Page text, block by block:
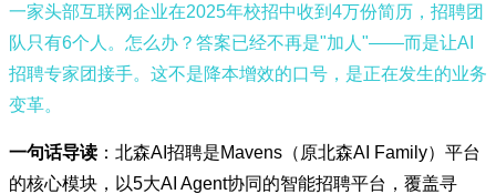
一家头部互联网企业在2025年校招中收到4万份简历，招聘团
队只有6个人。怎么办？答案已经不再是"加人"——而是让AI
招聘专家团接手。这不是降本增效的口号，是正在发生的业务
变革。
一句话导读 ：北森AI招聘是Mavens（原北森AI Family）平台
的核心模块，以5大AI Agent协同的智能招聘平台，覆盖寻